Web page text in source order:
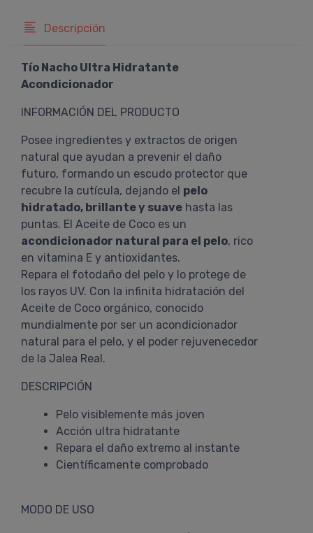
Descripción
Tío Nacho Ultra Hidratante
Acondicionador
INFORMACIÓN DEL PRODUCTO
Posee ingredientes y extractos de origen
natural que ayudan a prevenir el daño
futuro, formando un escudo protector que
recubre la cutícula, dejando el pelo
hidratado, brillante y suave hasta las
puntas. El Aceite de Coco es un
acondicionador natural para el pelo, rico
en vitamina E y antioxidantes.
Repara el fotodaño del pelo y lo protege de
los rayos UV. Con la infinita hidratación del
Aceite de Coco orgánico, conocido
mundialmente por ser un acondicionador
natural para el pelo, y el poder rejuvenecedor
de la Jalea Real.
DESCRIPCIÓN
Pelo visiblemente más joven
Acción ultra hidratante
Repara el daño extremo al instante
Científicamente comprobado
MODO DE USO